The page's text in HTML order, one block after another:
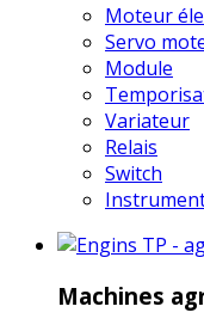
Moteur
Servo
Module
Variateur
Relais
Switch
Machines